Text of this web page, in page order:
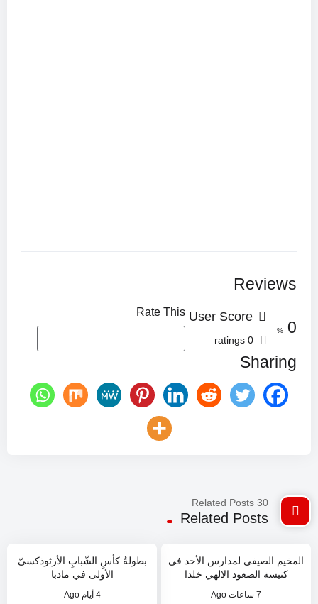
Reviews
0
%
User Score
0 ratings
Rate This
Sharing
30 Related Posts
Related Posts
المخيم الصيفي لمدارس الأحد في
كنيسة الصعود الالهي خلدا
7 ساعات Ago
بطولةُ كأسِ الشّبابِ الأرثوذكسيّ
الأولى في مادبا
4 أيام Ago